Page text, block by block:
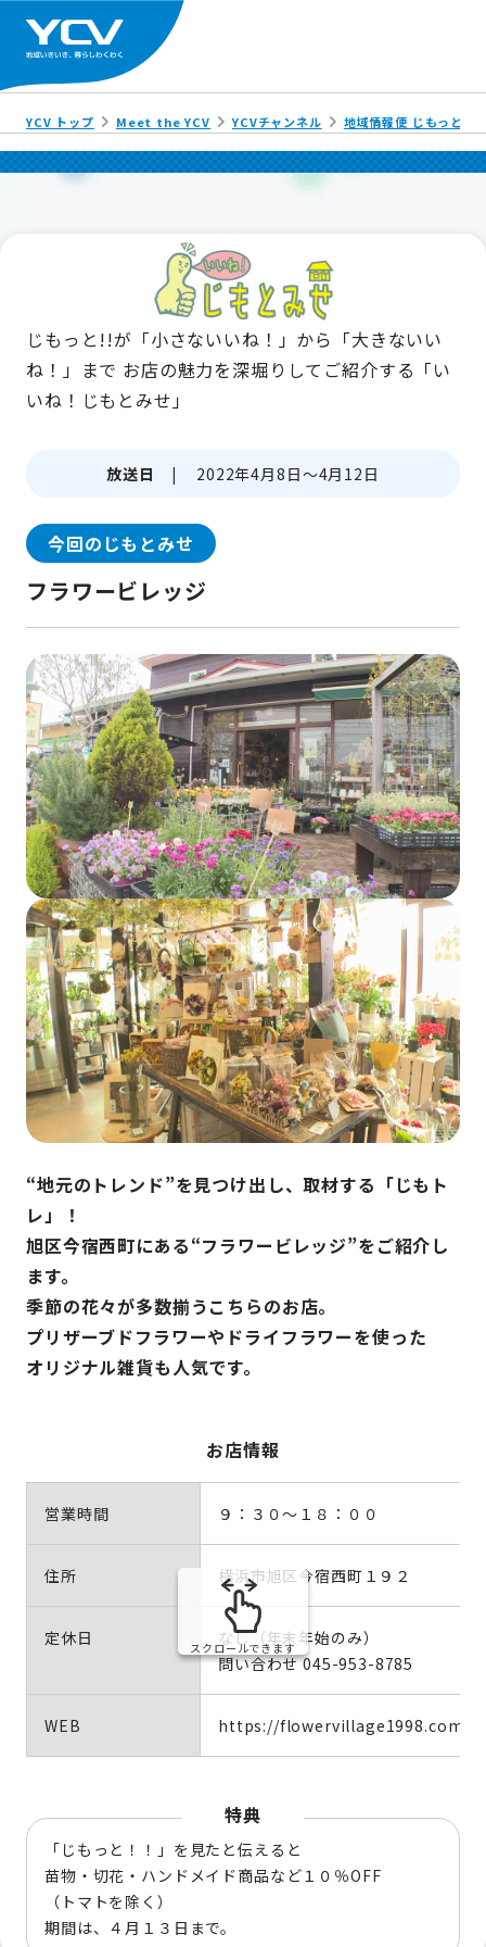
YCV トップ Meet the YCV YCVチャンネル 地域情報便 じもっと!!
じもっと!!が「小さないいね！」から「大きないい
ね！」まで お店の魅力を深堀りしてご紹介する「い
いね！じもとみせ」
放送日 | 2022年4月8日～4月12日
今回のじもとみせ
フラワービレッジ
“地元のトレンド”を見つけ出し、取材する「じもト
レ」！
旭区今宿西町にある“フラワービレッジ”をご紹介し
ます。
季節の花々が多数揃うこちらのお店。
プリザーブドフラワーやドライフラワーを使った
オリジナル雑貨も人気です。
お店情報
営業時間 ９：３０～１８：００
住所 横浜市旭区今宿西町１９２
定休日
なし（年末年始のみ）
問い合わせ 045-953-8785
WEB https://flowervillage1998.com/
スクロールできます
特典
「じもっと！！」を見たと伝えると
苗物・切花・ハンドメイド商品など１０％OFF
（トマトを除く）
期間は、４月１３日まで。